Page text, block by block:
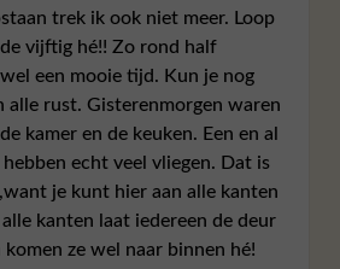
trek ik ook niet meer. Loop
vijftig hé!! Zo rond half
een mooie tijd. Kun je nog
alle rust. Gisterenmorgen waren
kamer en de keuken. Een en al
echt veel vliegen. Dat is
je kunt hier aan alle kanten
kanten laat iedereen de deur
komen ze wel naar binnen hé!